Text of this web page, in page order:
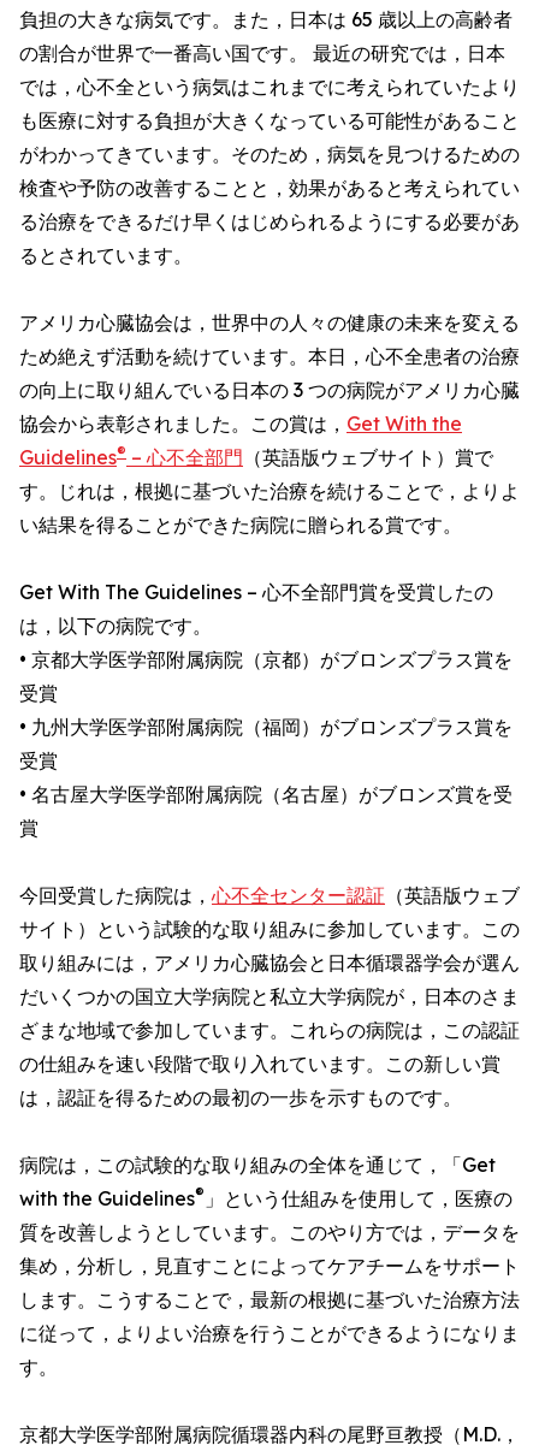
負担の大きな病気です。また，日本は 65 歳以上の高齢者
の割合が世界で一番高い国です。 最近の研究では，日本
では，心不全という病気はこれまでに考えられていたより
も医療に対する負担が大きくなっている可能性があること
がわかってきています。そのため，病気を見つけるための
検査や予防の改善することと，効果があると考えられてい
る治療をできるだけ早くはじめられるようにする必要があ
るとされています。
アメリカ心臓協会は，世界中の人々の健康の未来を変える
ため絶えず活動を続けています。本日，心不全患者の治療
の向上に取り組んでいる日本の 3 つの病院がアメリカ心臓
協会から表彰されました。この賞は， Get With the
Guidelines® – 心不全部門 （英語版ウェブサイト）賞で
す。じれは，根拠に基づいた治療を続けることで，よりよ
い結果を得ることができた病院に贈られる賞です。
Get With The Guidelines – 心不全部門賞を受賞したの
は，以下の病院です。
• 京都大学医学部附属病院（京都）がブロンズプラス賞を
受賞
• 九州大学医学部附属病院（福岡）がブロンズプラス賞を
受賞
• 名古屋大学医学部附属病院（名古屋）がブロンズ賞を受
賞
今回受賞した病院は， 心不全センター認証 （英語版ウェブ
サイト）という試験的な取り組みに参加しています。この
取り組みには，アメリカ心臓協会と日本循環器学会が選ん
だいくつかの国立大学病院と私立大学病院が，日本のさま
ざまな地域で参加しています。これらの病院は，この認証
の仕組みを速い段階で取り入れています。この新しい賞
は，認証を得るための最初の一歩を示すものです。
病院は，この試験的な取り組みの全体を通じて，「Get
with the Guidelines® 」という仕組みを使用して，医療の
質を改善しようとしています。このやり方では，データを
集め，分析し，見直すことによってケアチームをサポート
します。こうすることで，最新の根拠に基づいた治療方法
に従って，よりよい治療を行うことができるようになりま
す。
京都大学医学部附属病院循環器内科の尾野亘教授（M.D.，